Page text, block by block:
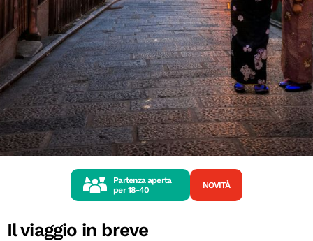
Partenza aperta
per18-40
NOVITÀ
Il viaggio in breve